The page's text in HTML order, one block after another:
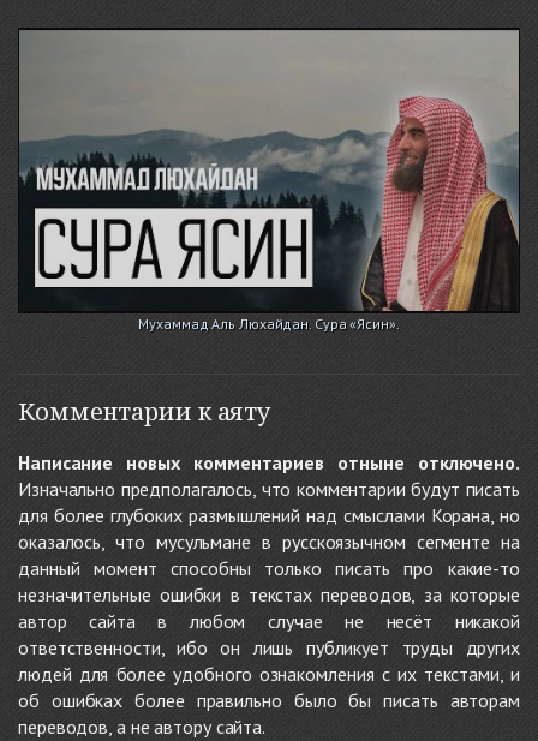
Мухаммад Аль Люхайдан. Сура «Ясин».
Комментарии к аяту
Написание новых комментариев отныне отключено.
Изначально предполагалось, что комментарии будут писать
для более глубоких размышлений над смыслами Корана, но
оказалось, что мусульмане в русскоязычном сегменте на
данный момент способны только писать про какие-то
незначительные ошибки в текстах переводов, за которые
автор сайта в любом случае не несёт никакой
ответственности, ибо он лишь публикует труды других
людей для более удобного ознакомления с их текстами, и
об ошибках более правильно было бы писать авторам
переводов, а не автору сайта.